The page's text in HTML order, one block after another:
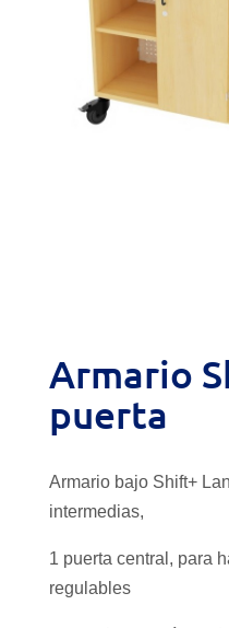
Armario
puerta
Armario bajo Shift+
intermedias,
1 puerta central, para
regulables